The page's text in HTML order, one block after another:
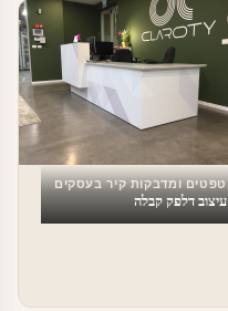
טפטים ומדבקות קיר בעסקים
עיצוב דלפק קבלה